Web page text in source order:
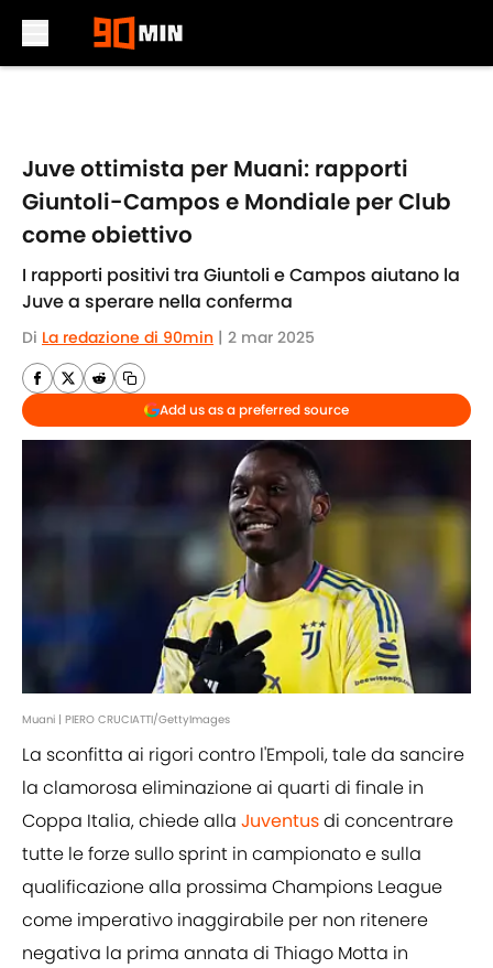
Juve ottimista per Muani: rapporti
Giuntoli-Campos e Mondiale per Club
come obiettivo
I rapporti positivi tra Giuntoli e Campos aiutano la
Juve a sperare nella conferma
Di La redazione di 90min | 2 mar 2025
Add us as a preferred source
Muani | PIERO CRUCIATTI/GettyImages
La sconfitta ai rigori contro l'Empoli, tale da sancire
la clamorosa eliminazione ai quarti di finale in
Coppa Italia, chiede alla Juventusdi concentrare
tutte le forze sullo sprint in campionato e sulla
qualificazione alla prossima Champions League
come imperativo inaggirabile per non ritenere
negativa la prima annata di Thiago Motta in